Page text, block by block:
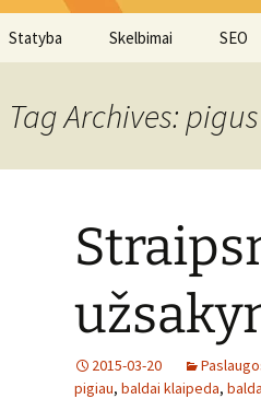
Statyba Skelbimai SEO
Tag Archives:
2015-03-20
pigiau, baldai klaipeda,